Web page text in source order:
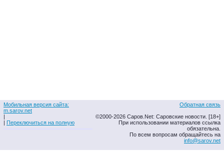
Мобильная версия сайта:
m.sarov.net
|
| Переключиться на полную
Обратная связь
©2000-2026 Саров.Net: Саровские новости. [18+]
При использовании материалов ссылка
обязательна.
По всем вопросам обращайтесь на
info@sarov.net